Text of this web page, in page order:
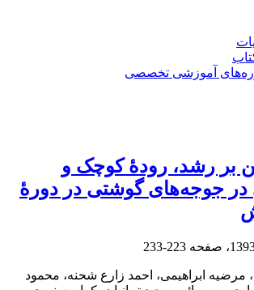
آموزشی تخصصی
بر رشد، رودۀ کوچک و
در جوجه‌‌های گوشتی در دورۀ
223-233
مرضیه ابراهیمی، احمد زارع شحنه، محمود